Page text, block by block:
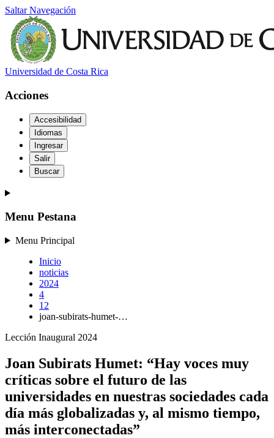
Saltar Navegación
Universidad de Costa Rica
Acciones
Accesibilidad
Idiomas
Ingresar
Salir
Buscar
Menu Pestana
Menu Principal
Inicio
noticias
2024
4
12
joan-subirats-humet-…
Lección Inaugural 2024
Joan Subirats Humet: “Hay voces muy
críticas sobre el futuro de las
universidades en nuestras sociedades cada
día más globalizadas y, al mismo tiempo,
más interconectadas”